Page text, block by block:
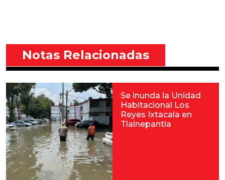
Notas Relacionadas
Se inunda la Unidad
Habitacional Los
Reyes Ixtacala en
Tlalnepantla